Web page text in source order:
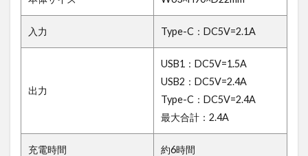
入力 Type-C：DC5V=2.1A
出力
USB1：DC5V=1.5A
USB2：DC5V=2.4A
Type-C：DC5V=2.4A
最大合計：2.4A
充電時間 約6時間